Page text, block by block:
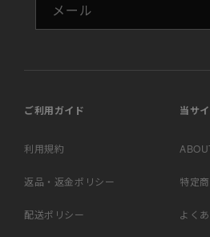
ご利用ガイド
利用規約
返品・返金ポリシー
配送ポリシー
当サ
特定
よく
メール